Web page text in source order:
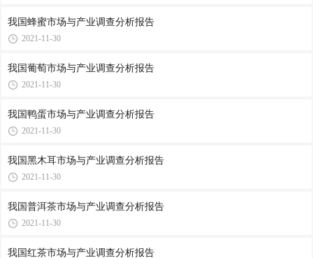
我国蜂蜜市场与产业调查分析报告
2021-11-30
我国葡萄市场与产业调查分析报告
2021-11-30
我国鸭蛋市场与产业调查分析报告
2021-11-30
我国黑木耳市场与产业调查分析报告
2021-11-30
我国普洱茶市场与产业调查分析报告
2021-11-30
我国红茶市场与产业调查分析报告